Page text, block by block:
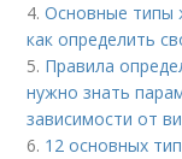
4.Основные типы
как определить
5. Правила
нужно знать
зависимости от
6. 12 основных